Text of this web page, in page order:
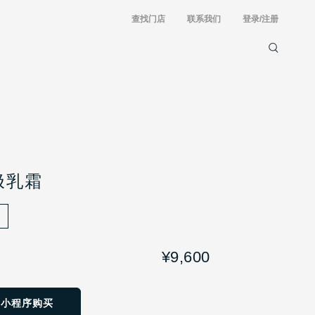
查找门店 联系我们 登录/注册
乳霜
¥9,600
程序购买